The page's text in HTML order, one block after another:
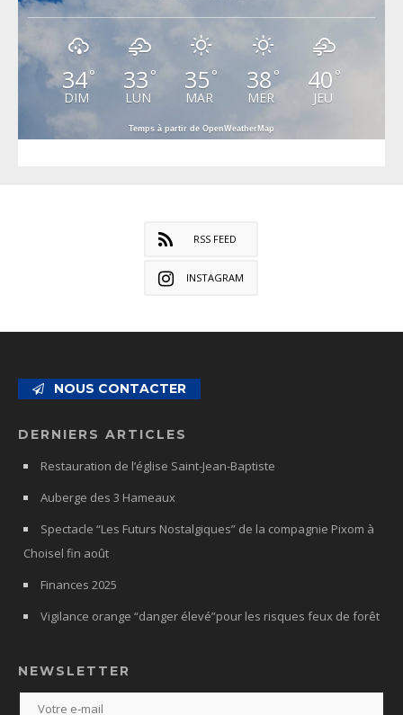
34°
DIM
33 °
LUN
35 °
MAR
38 °
MER
40 °
JEU
Temps à partir de OpenWeatherMap
RSS FEED
INSTAGRAM
NOUS CONTACTER
DERNIERS ARTICLES
Restauration de l’église Saint-Jean-Baptiste
Auberge des 3 Hameaux
Spectacle “Les Futurs Nostalgiques” de la compagnie Pixom à
Choisel fin août
Finances 2025
Vigilance orange “danger élevé”pour les risques feux de forêt
NEWSLETTER